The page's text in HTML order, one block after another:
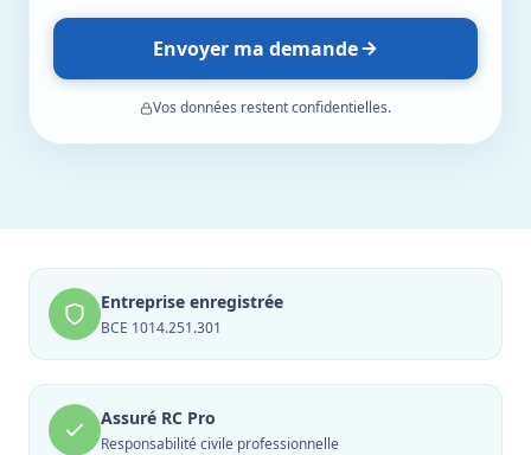
Envoyer ma demande
Vos données restent confidentielles.
Entreprise enregistrée
BCE 1014.251.301
Assuré RC Pro
Responsabilité civile professionnelle